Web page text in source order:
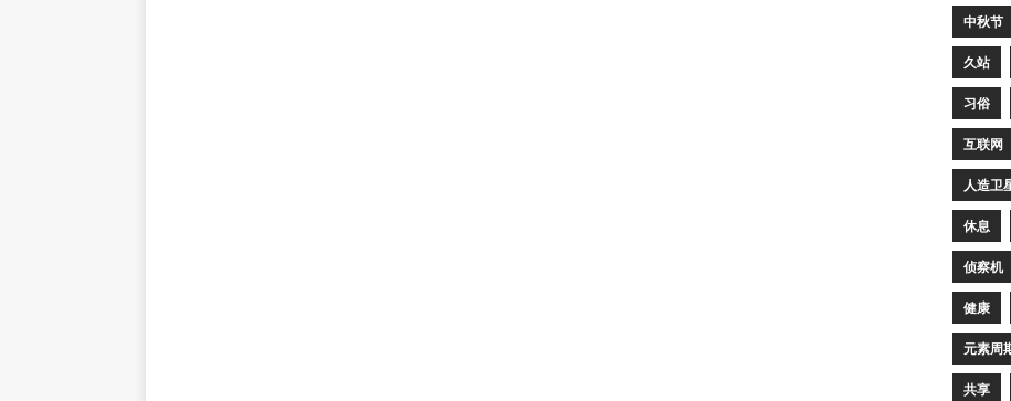
中秋节
久站
习俗
互联网
人造卫
休息
侦察机
健康
元素周
共享